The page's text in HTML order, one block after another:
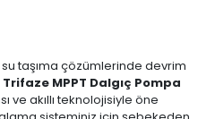
taşıma çözümlerinde devrim
Trifaze MPPT Dalgıç Pompa
ve akıllı teknolojisiyle öne